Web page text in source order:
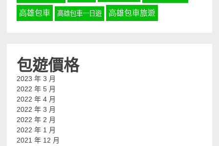
高雄包車 高雄包車一日遊 高雄包車旅遊
包遊價格
2023 年 3 月
2022 年 5 月
2022 年 4 月
2022 年 3 月
2022 年 2 月
2022 年 1 月
2021 年 12 月